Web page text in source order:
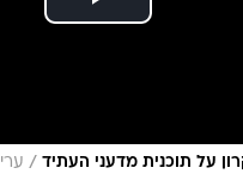
על תוכנית מדעני העתיד /